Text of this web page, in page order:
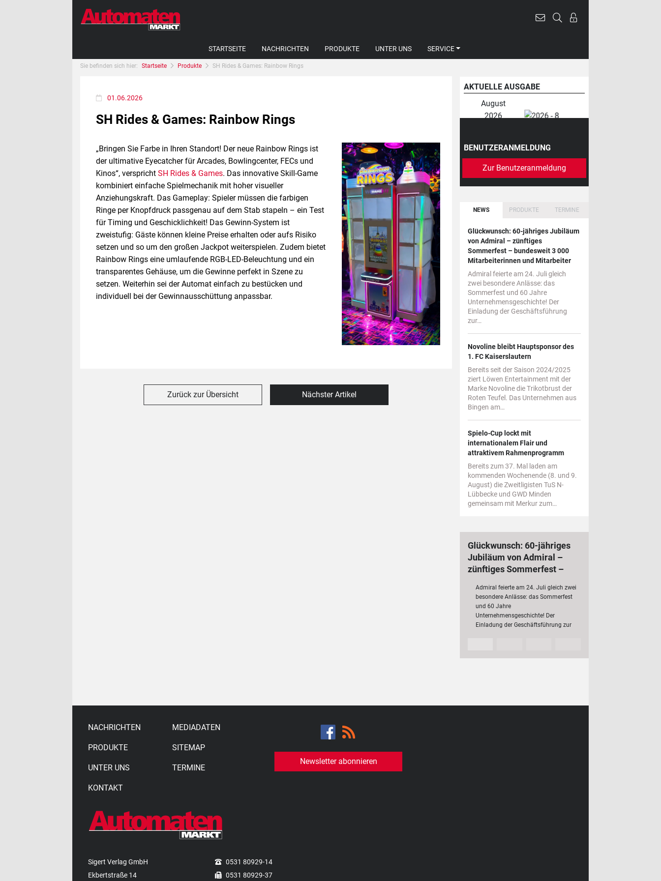
STARTSEITE NACHRICHTEN PRODUKTE UNTER UNS SERVICE
Sie befinden sich hier: Startseite Produkte SH Rides & Games: Rainbow Rings
01.06.2026
SH Rides & Games: Rainbow Rings
„Bringen Sie Farbe in Ihren Standort! Der neue Rainbow Rings ist
der ultimative Eyecatcher für Arcades, Bowlingcenter, FECs und
Kinos“, verspricht SH Rides & Games. Das innovative Skill-Game
kombiniert einfache Spielmechanik mit hoher visueller
Anziehungskraft. Das Gameplay: Spieler müssen die farbigen
Ringe per Knopfdruck passgenau auf dem Stab stapeln – ein Test
für Timing und Geschicklichkeit! Das Gewinn-System ist
zweistufig: Gäste können kleine Preise erhalten oder aufs Risiko
setzen und so um den großen Jackpot weiterspielen. Zudem bietet
Rainbow Rings eine umlaufende RGB-LED-Beleuchtung und ein
transparentes Gehäuse, um die Gewinne perfekt in Szene zu
setzen. Weiterhin sei der Automat einfach zu bestücken und
individuell bei der Gewinnaus­schüttung anpassbar.
Zurück zur Übersicht Nächster Artikel
AKTUELLE AUSGABE
August
2026
BENUTZERANMELDUNG
Zur Benutzeranmeldung
NEWS PRODUKTE TERMINE
Glückwunsch: 60-jähriges Jubiläum
von Admiral – zünftiges
Sommerfest – bundesweit 3 000
Mitarbeiterinnen und Mitarbeiter
Admiral feierte am 24. Juli gleich
zwei besondere Anlässe: das
Sommerfest und 60 Jahre
Unternehmensgeschichte! Der
Einladung der Geschäftsführung
zur…
Novoline bleibt Hauptsponsor des
1. FC Kaiserslautern
Bereits seit der Saison 2024/2025
ziert Löwen Entertainment mit der
Marke Novoline die Trikotbrust der
Roten Teufel. Das Unternehmen aus
Bingen am…
Spielo-Cup lockt mit
internationalem Flair und
attraktivem Rahmenprogramm
Bereits zum 37. Mal laden am
kommenden Wochenende (8. und 9.
August) die Zweitligisten TuS N-
Lübbecke und GWD Minden
gemeinsam mit Merkur zum…
Glückwunsch: 60-jähriges
Jubiläum von Admiral –
zünftiges Sommerfest –
Mitarbeiterinnen und
Mitarbeiter
Admiral feierte am 24. Juli gleich zwei
besondere Anlässe: das Sommerfest
und 60 Jahre
Unternehmensgeschichte! Der
Einladung der Geschäftsführung zur
NACHRICHTEN
PRODUKTE
UNTER UNS
KONTAKT
MEDIADATEN
SITEMAP
TERMINE
Newsletter abonnieren
Sigert Verlag GmbH
Ekbertstraße 14
0531 80929-14
0531 80929-37